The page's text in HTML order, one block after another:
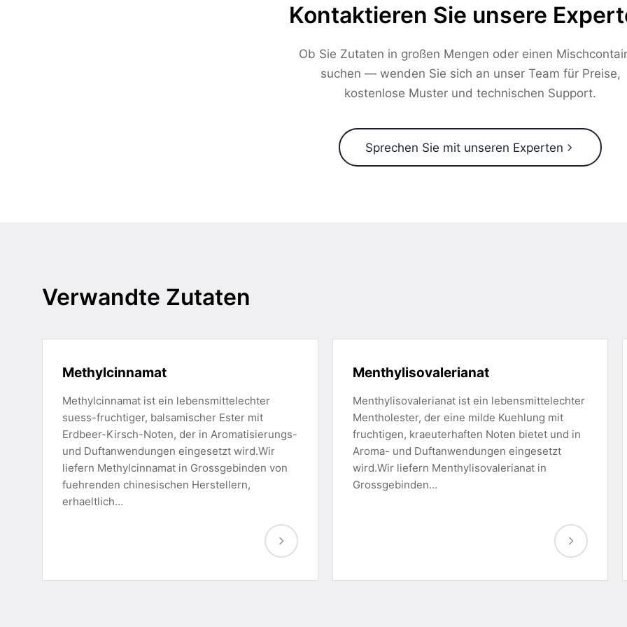
Kontaktieren Sie unsere
Ob Sie Zutaten in großen Mengen oder einen
suchen — wenden Sie sich an unser Team für Preise,
kostenlose Muster und technischen Support.
Sprechen Sie mit unseren Experten
Verwandte Zutaten
Methylcinnamat
Methylcinnamat ist ein lebensmittelechter
suess-fruchtiger, balsamischer Ester mit
Erdbeer-Kirsch-Noten, der in Aromatisierungs-
und Duftanwendungen eingesetzt wird.Wir
liefern Methylcinnamat in Grossgebinden von
fuehrenden chinesischen Herstellern,
erhaeltlich…
Menthylisovalerianat
Menthylisovalerianat ist ein lebensmittelechter
Mentholester, der eine milde Kuehlung mit
fruchtigen, kraeuterhaften Noten bietet und in
Aroma- und Duftanwendungen eingesetzt
wird.Wir liefern Menthylisovalerianat in
Grossgebinden…